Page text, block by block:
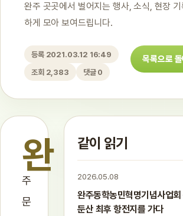
완주 곳곳에서 벌어지는 행사, 소식, 현장
하게 모아 보여드립니다.
등록 2021.03.12 16:49
조회 2,383
댓글 0
목록으로 돌
완
주
문
같이 읽기
2026.05.08
완주동학농민혁명기념사업회
둔산 최후 항전지를 가다